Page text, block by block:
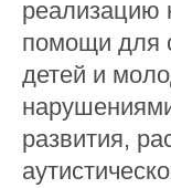
реализацию
помощи для
детей и
развития,